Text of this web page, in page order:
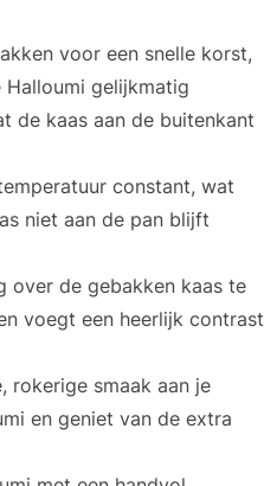
voor een snelle korst,
gelijkmatig
de kaas aan de buitenkant
constant, wat
niet aan de pan blijft
over de gebakken kaas te
voegt een heerlijk contrast
rokerige smaak aan je
en geniet van de extra